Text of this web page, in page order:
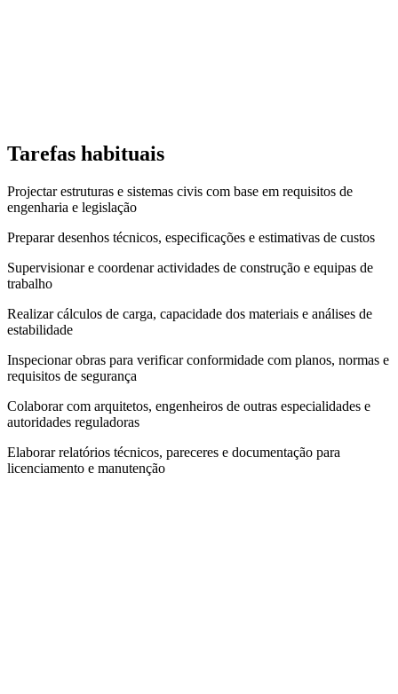
Tarefas habituais
Projectar estruturas e sistemas civis com base em requisitos de
engenharia e legislação
Preparar desenhos técnicos, especificações e estimativas de custos
Supervisionar e coordenar actividades de construção e equipas de
trabalho
Realizar cálculos de carga, capacidade dos materiais e análises de
estabilidade
Inspecionar obras para verificar conformidade com planos, normas e
requisitos de segurança
Colaborar com arquitetos, engenheiros de outras especialidades e
autoridades reguladoras
Elaborar relatórios técnicos, pareceres e documentação para
licenciamento e manutenção